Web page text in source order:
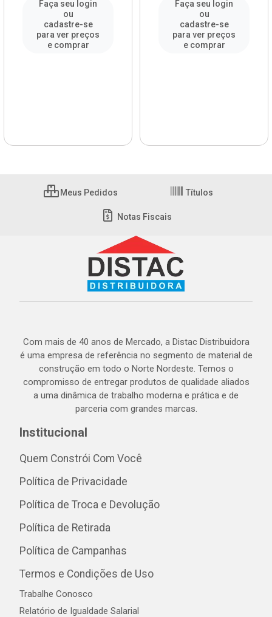
Faça seu login
ou
cadastre-se
para ver preços
e comprar
Faça seu login
ou
cadastre-se
para ver preços
e comprar
Meus Pedidos Títulos
Notas Fiscais
Com mais de 40 anos de Mercado, a Distac Distribuidora
é uma empresa de referência no segmento de material de
construção em todo o Norte Nordeste. Temos o
compromisso de entregar produtos de qualidade aliados
a uma dinâmica de trabalho moderna e prática e de
parceria com grandes marcas.
Institucional
Quem Constrói Com Você
Política de Privacidade
Política de Troca e Devolução
Política de Retirada
Política de Campanhas
Termos e Condições de Uso
Trabalhe Conosco
Relatório de Igualdade Salarial